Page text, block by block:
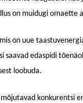
on muidugi omaette
on uue
saavad edaspidi
loobuda.
konkurentsi